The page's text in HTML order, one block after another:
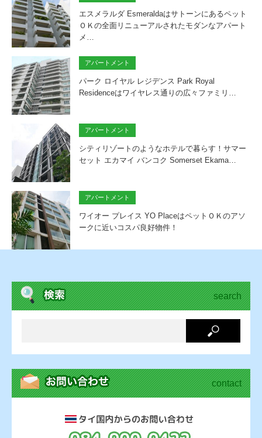
エスメラルダ Esmeraldaはサトーンにあるペット
ＯＫの全面リニューアルされたモダンなアパート
メ…
アパートメント
パーク ロイヤル レジデンス Park Royal
Residenceはワイヤレス通りの広々ファミリ…
アパートメント
シティリゾートのようなホテルで暮らす！サマー
セット エカマイ バンコク Somerset Ekama…
アパートメント
ワイオー プレイス YO PlaceはペットＯＫのアソ
ークに近いコスパ良好物件！
search
contact